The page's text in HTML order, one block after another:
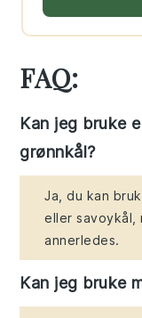
FAQ:
Kan jeg bruke
grønnkål?
Ja, du kan
eller savoykål,
annerledes.
Kan jeg bruke